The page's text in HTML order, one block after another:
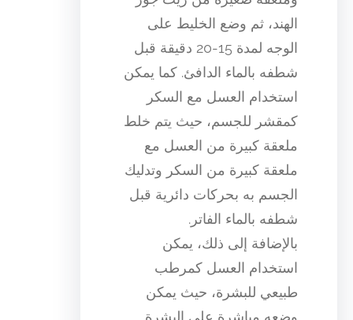
الهند، ثم وضع الخليط على
الوجه لمدة 15-20 دقيقة قبل
شطفه بالماء الدافئ. كما يمكن
استخدام العسل مع السكر
كمقشر للجسم، حيث يتم خلط
ملعقة كبيرة من العسل مع
ملعقة كبيرة من السكر وتدليك
الجسم به بحركات دائرية قبل
شطفه بالماء الفاتر.
بالإضافة إلى ذلك، يمكن
استخدام العسل كمرطب
طبيعي للبشرة، حيث يمكن